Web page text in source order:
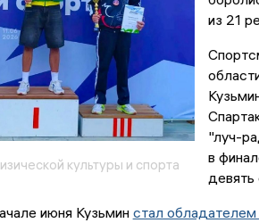
культуры и спорта
из 21
"луч-
в
девять
июня Кузьмин стал